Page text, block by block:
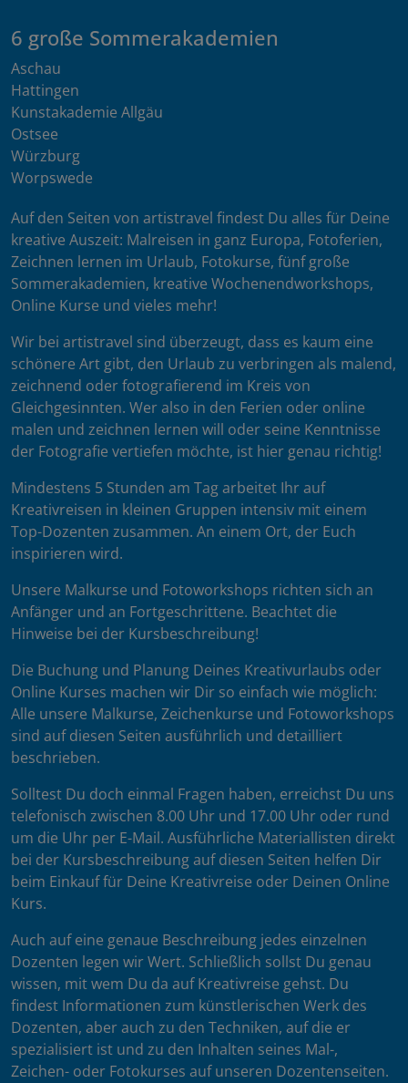
6 große Sommerakademien
Aschau
Hattingen
Kunstakademie Allgäu
Ostsee
Würzburg
Worpswede
Auf den Seiten von artistravel findest Du alles für Deine
kreative Auszeit: Malreisen in ganz Europa, Fotoferien,
Zeichnen lernen im Urlaub, Fotokurse, fünf große
Sommerakademien, kreative Wochenendworkshops,
Online Kurse und vieles mehr!
Wir bei artistravel sind überzeugt, dass es kaum eine
schönere Art gibt, den Urlaub zu verbringen als malend,
zeichnend oder fotografierend im Kreis von
Gleichgesinnten. Wer also in den Ferien oder online
malen und zeichnen lernen will oder seine Kenntnisse
der Fotografie vertiefen möchte, ist hier genau richtig!
Mindestens 5 Stunden am Tag arbeitet Ihr auf
Kreativreisen in kleinen Gruppen intensiv mit einem
Top-Dozenten zusammen. An einem Ort, der Euch
inspirieren wird.
Unsere Malkurse und Fotoworkshops richten sich an
Anfänger und an Fortgeschrittene. Beachtet die
Hinweise bei der Kursbeschreibung!
Die Buchung und Planung Deines Kreativurlaubs oder
Online Kurses machen wir Dir so einfach wie möglich:
Alle unsere Malkurse, Zeichenkurse und Fotoworkshops
sind auf diesen Seiten ausführlich und detailliert
beschrieben.
Solltest Du doch einmal Fragen haben, erreichst Du uns
telefonisch zwischen 8.00 Uhr und 17.00 Uhr oder rund
um die Uhr per E-Mail. Ausführliche Materiallisten direkt
bei der Kursbeschreibung auf diesen Seiten helfen Dir
beim Einkauf für Deine Kreativreise oder Deinen Online
Kurs.
Auch auf eine genaue Beschreibung jedes einzelnen
Dozenten legen wir Wert. Schließlich sollst Du genau
wissen, mit wem Du da auf Kreativreise gehst. Du
findest Informationen zum künstlerischen Werk des
Dozenten, aber auch zu den Techniken, auf die er
spezialisiert ist und zu den Inhalten seines Mal-,
Zeichen- oder Fotokurses auf unseren Dozentenseiten.